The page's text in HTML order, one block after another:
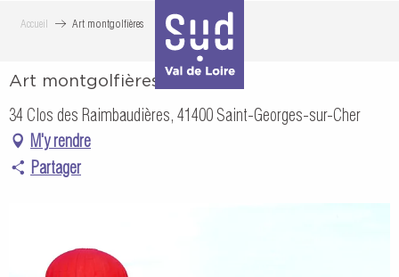
principal
Accueil Art montgolfières
Art montgolfières
34 Clos des Raimbaudières, 41400 Saint-Georges-sur-Cher
M'y rendre
Partager